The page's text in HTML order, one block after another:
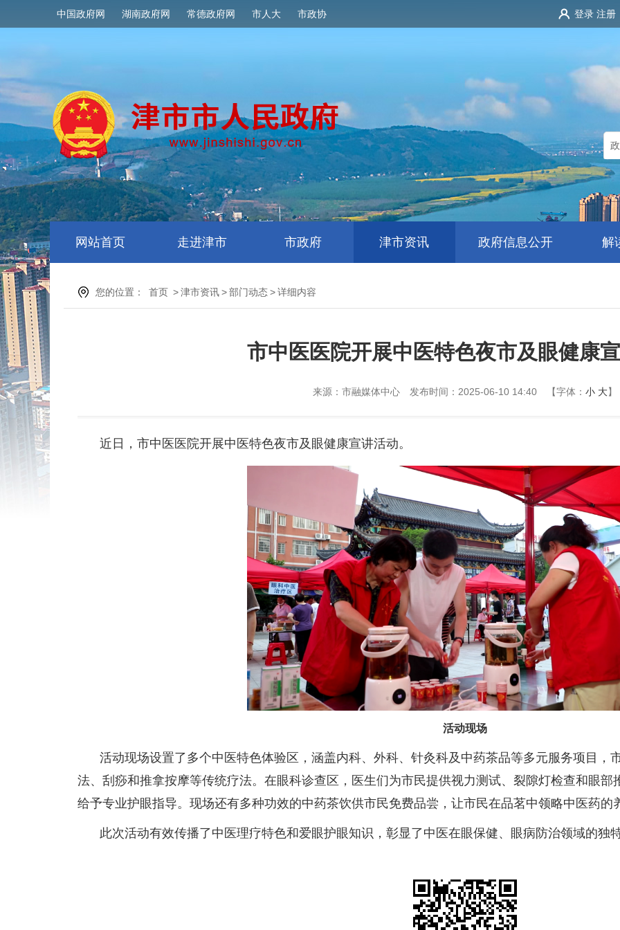
中国政府网 湖南政府网 常德政府网 市人大 市政协 登录 注册
网站首页 走进津市 市政府 津市资讯 政府信息公开 解
您的位置： 首页 >津市资讯>部门动态>详细内容
市中医医院开展中医特色夜市及眼健康
来源：市融媒体中心 发布时间：2025-06-10 14:40 【字体： 小 大】
近日，市中医医院开展中医特色夜市及眼健康宣讲活动。
活动现场
活动现场设置了多个中医特色体验区，涵盖内科、外科、针灸科及中药茶品等多元服务项目，
法、刮痧和推拿按摩等传统疗法。在眼科诊查区，医生们为市民提供视力测试、裂隙灯检查和眼
给予专业护眼指导。现场还有多种功效的中药茶饮供市民免费品尝，让市民在品茗中领略中医药的
此次活动有效传播了中医理疗特色和爱眼护眼知识，彰显了中医在眼保健、眼病防治领域的独